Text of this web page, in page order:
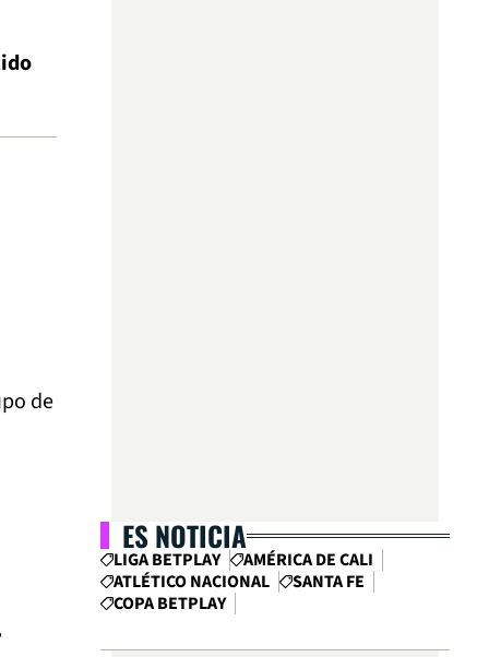
de
ES NOTICIA
LIGA BETPLAY
AMÉRICA DE CALI
ATLÉTICO NACIONAL
SANTA FE
COPA BETPLAY